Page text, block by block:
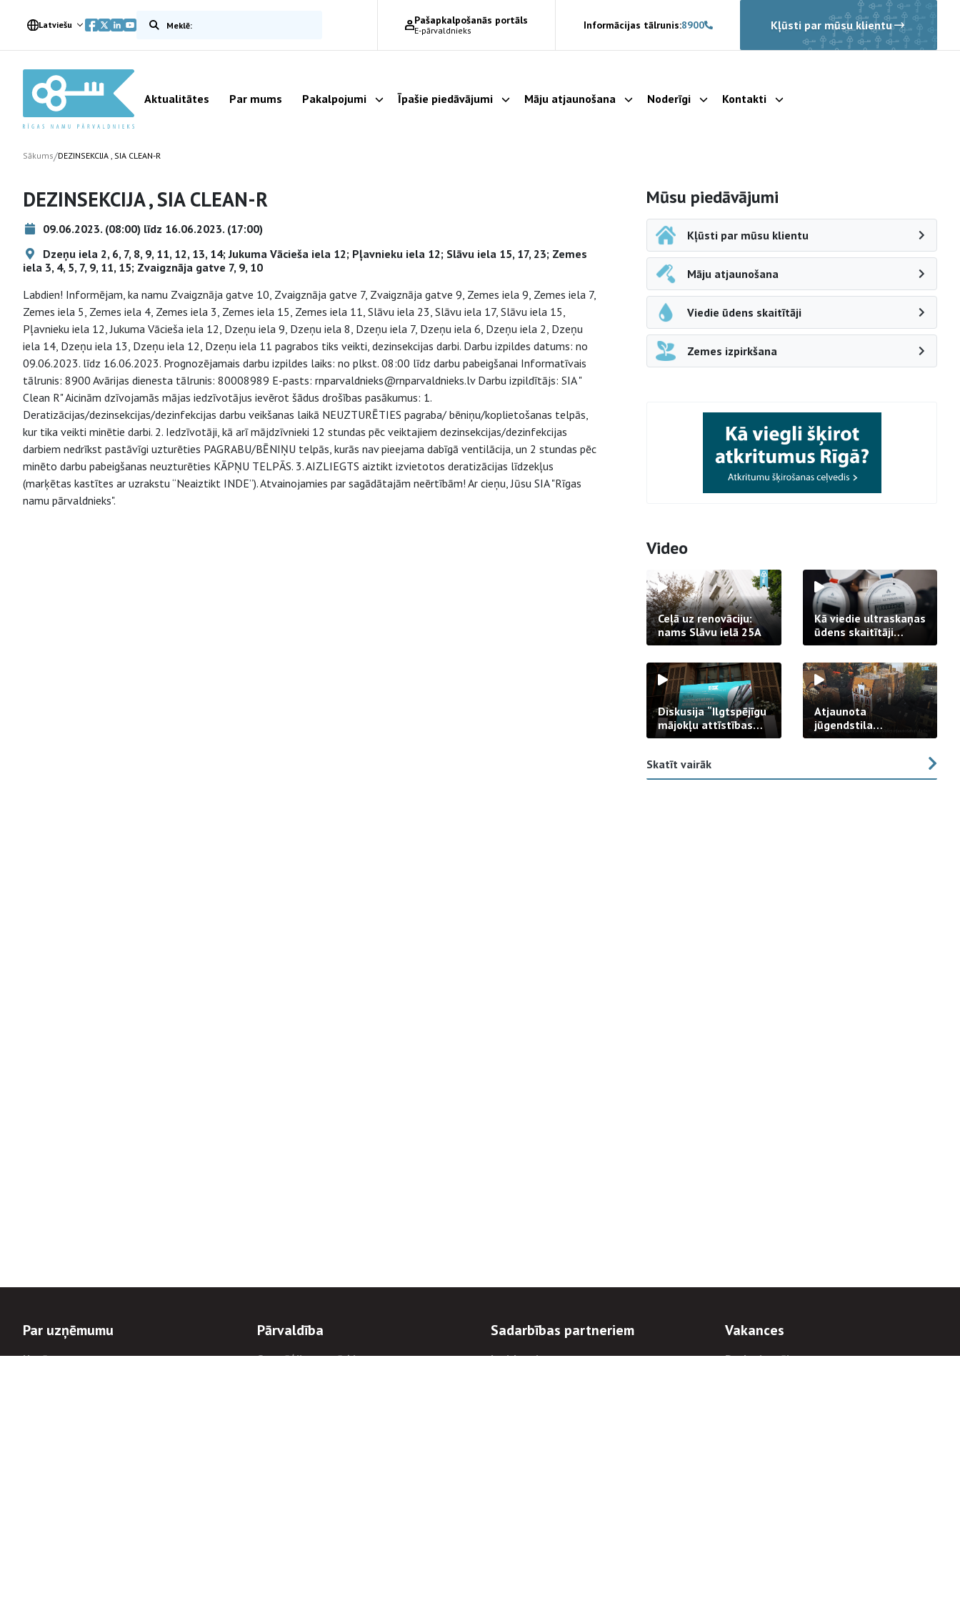
Latviešu Meklēt vietnē Pašapkalpošanās portāls
E-pārvaldnieks Informācijas tālrunis:8900 Kļūsti par mūsu klientu
Aktualitātes Par mums Pakalpojumi Parādīt apakšizvēlni
Īpašie piedāvājumi Parādīt apakšizvēlni
Māju atjaunošana Parādīt apakšizvēlni
Noderīgi Parādīt apakšizvēlni
Kontakti Parādīt apakšizvēlni
Sākums/DEZINSEKCIJA , SIA CLEAN-R
DEZINSEKCIJA , SIA CLEAN-R
09.06.2023. (08:00) līdz 16.06.2023. (17:00)
Dzeņu iela 2, 6, 7, 8, 9, 11, 12, 13, 14; Jukuma Vācieša iela 12; Pļavnieku iela 12; Slāvu iela 15, 17, 23; Zemes
iela 3, 4, 5, 7, 9, 11, 15; Zvaigznāja gatve 7, 9, 10
Labdien! Informējam, ka namu Zvaigznāja gatve 10, Zvaigznāja gatve 7, Zvaigznāja gatve 9, Zemes iela 9, Zemes iela 7,
Zemes iela 5, Zemes iela 4, Zemes iela 3, Zemes iela 15, Zemes iela 11, Slāvu iela 23, Slāvu iela 17, Slāvu iela 15,
Pļavnieku iela 12, Jukuma Vācieša iela 12, Dzeņu iela 9, Dzeņu iela 8, Dzeņu iela 7, Dzeņu iela 6, Dzeņu iela 2, Dzeņu
iela 14, Dzeņu iela 13, Dzeņu iela 12, Dzeņu iela 11 pagrabos tiks veikti, dezinsekcijas darbi. Darbu izpildes datums: no
09.06.2023. līdz 16.06.2023. Prognozējamais darbu izpildes laiks: no plkst. 08:00 līdz darbu pabeigšanai Informatīvais
tālrunis: 8900 Avārijas dienesta tālrunis: 80008989 E-pasts: rnparvaldnieks@rnparvaldnieks.lv Darbu izpildītājs: SIA "
Clean R" Aicinām dzīvojamās mājas iedzīvotājus ievērot šādus drošības pasākumus: 1.
Deratizācijas/dezinsekcijas/dezinfekcijas darbu veikšanas laikā NEUZTURĒTIES pagraba/ bēniņu/koplietošanas telpās,
kur tika veikti minētie darbi. 2. Iedzīvotāji, kā arī mājdzīvnieki 12 stundas pēc veiktajiem dezinsekcijas/dezinfekcijas
darbiem nedrīkst pastāvīgi uzturēties PAGRABU/BĒNIŅU telpās, kurās nav pieejama dabīgā ventilācija, un 2 stundas pēc
minēto darbu pabeigšanas neuzturēties KĀPŅU TELPĀS. 3. AIZLIEGTS aiztikt izvietotos deratizācijas līdzekļus
(marķētas kastītes ar uzrakstu “Neaiztikt INDE”). Atvainojamies par sagādātajām neērtībām! Ar cieņu, Jūsu SIA "Rīgas
namu pārvaldnieks".
Sāna navigācija
Mūsu piedāvājumi
Kļūsti par mūsu klientu
Māju atjaunošana
Viedie ūdens skaitītāji
Zemes izpirkšana
Video
Ceļā uz renovāciju:
nams Slāvu ielā 25A
Kā viedie ultraskaņas
ūdens skaitītāji
strādā praksē
Diskusija “Ilgtspējīgu
mājokļu attīstības
izaicinājums”
Atjaunota
jūgendstila
arhitektūras pērles
Skatīt vairāk
Par uzņēmumu
Uzņēmums
Pārvaldība
Stratēģija un mērķi
Sadarbības partneriem
Iepirkumi
Vakances
Darba iespējas